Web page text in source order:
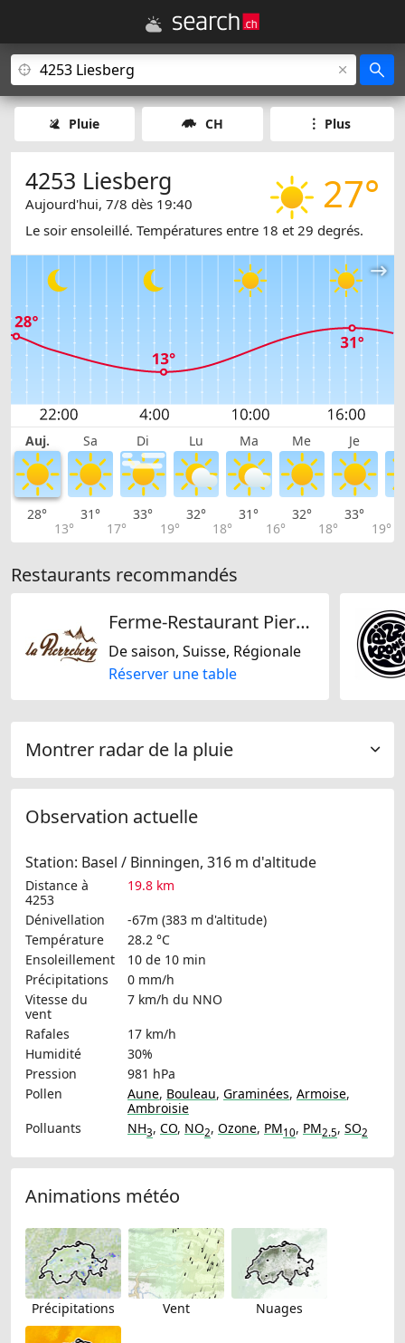
Pluie CH Plus
27°
4253 Liesberg
Aujourd'hui, 7/8 dès 19:40
Le soir ensoleillé. Températures entre 18 et 29 degrés.
Auj. Sa Di Lu Ma Me Je
28°
13°
31°
17°
33°
19°
32°
18°
31°
16°
32°
18°
33°
19°
Restaurants recommandés
Ferme-Restaurant Pierreberg
De saison, Suisse, Régionale
Réserver une table
Montrer radar de la pluie
Observation actuelle
Station: Basel / Binningen, 316 m d'altitude
Distance à
4253
19.8 km
Dénivellation
-67m (383 m d'altitude)
Température
28.2 °C
Ensoleillement
10 de 10 min
Précipitations
0 mm/h
Vitesse du
vent
7 km/h du NNO
Rafales
17 km/h
Humidité
30%
Pression
981 hPa
Pollen
Aune, Bouleau, Graminées, Armoise,
Ambroisie
Polluants
NH3, CO, NO2, Ozone, PM10, PM2.5, SO2
Animations météo
Précipitations Vent Nuages